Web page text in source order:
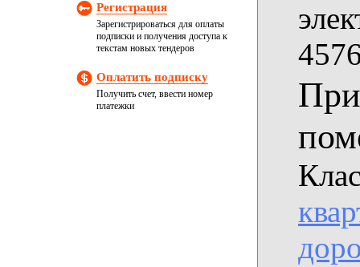
Регистрация
Зарегистрироваться для оплаты
подписки и получения доступа к
текстам новых тендеров
Оплатить подписку
Получить счет, ввести номер
платежки